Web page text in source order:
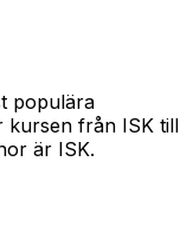
populära
kursen från ISK till
är ISK.